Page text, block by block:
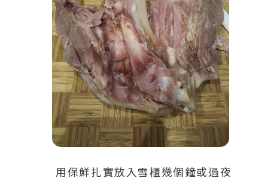
用保鮮扎實放入雪櫃幾個鐘或過夜